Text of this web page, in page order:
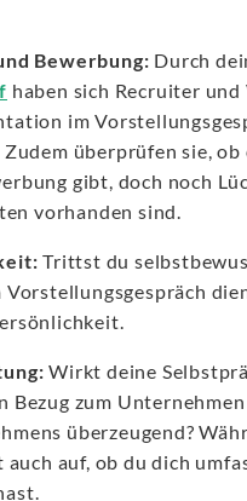
Bewerbung: Durch
haben sich Recruiter
im
überprüfen sie,
gibt, doch noch
vorhanden sind.
Trittst du
Wirkt deine
Bezug zum
überzeugend?
auf, ob du dich